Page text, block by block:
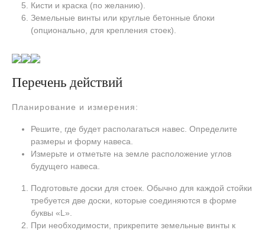
Кисти и краска (по желанию).
Земельные винты или круглые бетонные блоки
(опционально, для крепления стоек).
Перечень действий
Планирование и измерения:
Решите, где будет располагаться навес. Определите
размеры и форму навеса.
Измерьте и отметьте на земле расположение углов
будущего навеса.
Подготовьте доски для стоек. Обычно для каждой стойки
требуется две доски, которые соединяются в форме
буквы «L».
При необходимости, прикрепите земельные винты к